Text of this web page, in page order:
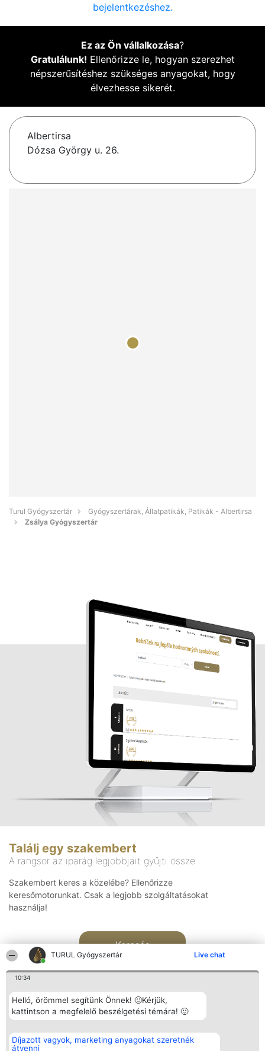
TURUL Gyógyszertár Live chat
10:34
Helló, örömmel segítünk Önnek! 🙂Kérjük,
kattintson a megfelelő beszélgetési témára! 🙂
Díjazott vagyok, marketing anyagokat szeretnék
átvenni
bejelentkezéshez.
Ez az Ön vállalkozása?
Gratulálunk! Ellenőrizze le, hogyan szerezhet
népszerűsítéshez szükséges anyagokat, hogy
élvezhesse sikerét.
Albertirsa
Dózsa György u. 26.
Turul Gyógyszertár
Gyógyszertárak, Állatpatikák, Patikák - Albertirsa
Zsálya Gyógyszertár
Találj egy szakembert
A rangsor az iparág legjobbjait gyűjti össze
Szakembert keres a közelébe? Ellenőrizze
keresőmotorunkat. Csak a legjobb szolgáltatásokat
használja!
Keresés
Rangsorszervező
SC Beautiful Company S.R.L.
Bulevardul Aleea Timișul De
Népszavazás
Nyertesek
Elérhetőség
Elérhetőség